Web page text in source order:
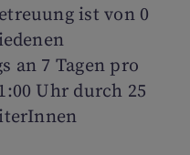
ist von 0
an 7 Tagen pro
Uhr durch 25